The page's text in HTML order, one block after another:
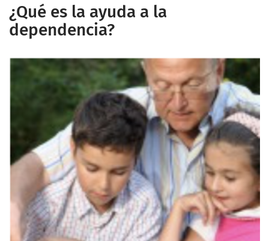
¿Qué es la ayuda a la
dependencia?